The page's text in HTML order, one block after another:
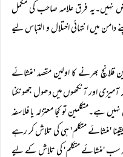
نہیں۔یہ فرق علامہ صاحب کی مکمل
میں انتہائی اختلال و التباس لیے
قلانچ بھرنے کا اولین مقصد 'منشائے
آمیزی اور آنکھوں میں دھول جھونکنا
تو کجا معتزلہ یا فلاسفہ
'منشائے متکلم' ہی کی تلاش کر رہے
'منشائے متکلم' کی تلاش کے لیے